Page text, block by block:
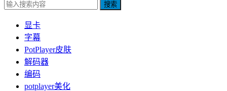
搜索
显卡
字幕
PotPlayer皮肤
解码器
编码
potplayer美化